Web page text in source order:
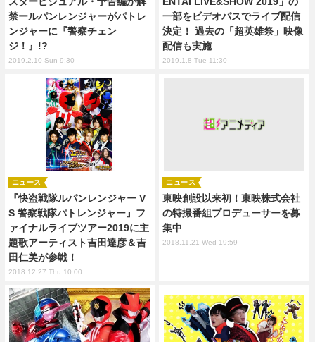
禁ールパンレンジャーがパトレ
ンジャーに『警察チェン
ジ！』!?
2019.2.10 Sun 9:30
一部をビデオパスでライブ配信
決定！ 過去の「超英雄祭」映像
配信も実施
2019.1.8 Tue 11:30
『快盗戦隊ルパンレンジャー V
S 警察戦隊パトレンジャー』フ
ァイナルライブツアー2019に主
題歌アーティスト吉田達彦＆吉
田仁美が参戦！
ニュース
2018.12.27 Thu 10:00
東映創設以来初！東映株式会社
の特撮番組プロデューサーを募
集中
ニュース
2018.11.21 Wed 19:59